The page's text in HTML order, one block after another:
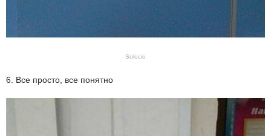
Solocio
6. Все просто, все понятно